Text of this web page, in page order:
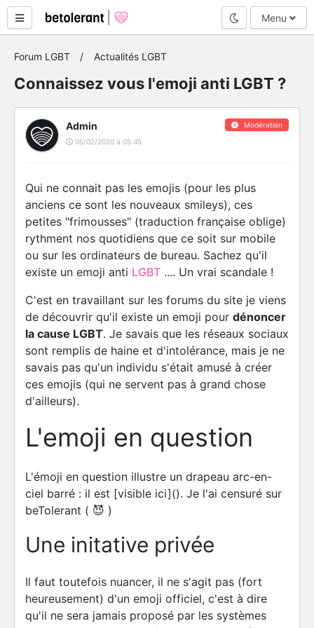
Mode nuit
Menu
Forum LGBT Actualités LGBT
Connaissez vous l'emoji anti LGBT ?
Modération
Admin
05/02/2020 à 05:45
Qui ne connait pas les emojis (pour les plus
anciens ce sont les nouveaux smileys), ces
petites "frimousses" (traduction française oblige)
rythment nos quotidiens que ce soit sur mobile
ou sur les ordinateurs de bureau. Sachez qu'il
existe un emoji anti LGBT .... Un vrai scandale !
C'est en travaillant sur les forums du site je viens
de découvrir qu'il existe un emoji pour dénoncer
la cause LGBT. Je savais que les réseaux sociaux
sont remplis de haine et d'intolérance, mais je ne
savais pas qu'un individu s'était amusé à créer
ces emojis (qui ne servent pas à grand chose
d'ailleurs).
L'emoji en question
L'émoji en question illustre un drapeau arc-en-
ciel barré : il est [visible ici](). Je l'ai censuré sur
beTolerant ( 😈 )
Une initative privée
Il faut toutefois nuancer, il ne s'agit pas (fort
heureusement) d'un emoji officiel, c'est à dire
qu'il ne sera jamais proposé par les systèmes